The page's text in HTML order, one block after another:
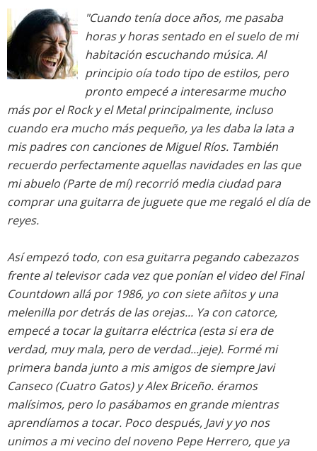
"Cuando tenía doce años, me pasaba
horas y horas sentado en el suelo de mi
habitación escuchando música. Al
principio oía todo tipo de estilos, pero
pronto empecé a interesarme mucho
más por el Rock y el Metal principalmente, incluso
cuando era mucho más pequeño, ya les daba la lata a
mis padres con canciones de Miguel Ríos. También
recuerdo perfectamente aquellas navidades en las que
mi abuelo (Parte de mí) recorrió media ciudad para
comprar una guitarra de juguete que me regaló el día de
reyes.
Así empezó todo, con esa guitarra pegando cabezazos
frente al televisor cada vez que ponían el video del Final
Countdown allá por 1986, yo con siete añitos y una
melenilla por detrás de las orejas... Ya con catorce,
empecé a tocar la guitarra eléctrica (esta si era de
verdad, muy mala, pero de verdad...jeje). Formé mi
primera banda junto a mis amigos de siempre Javi
Canseco (Cuatro Gatos) y Alex Briceño. éramos
malísimos, pero lo pasábamos en grande mientras
aprendíamos a tocar. Poco después, Javi y yo nos
unimos a mi vecino del noveno Pepe Herrero, que ya